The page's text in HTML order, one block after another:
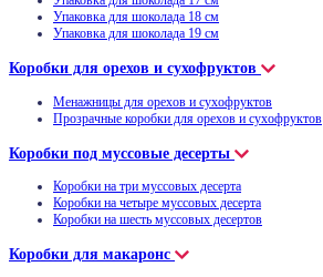
Упаковка для шоколада 18 см
Упаковка для шоколада 19 см
Коробки для орехов и сухофруктов
Менажницы для орехов и сухофруктов
Прозрачные коробки для орехов и сухофруктов
Коробки под муссовые десерты
Коробки на три муссовых десерта
Коробки на четыре муссовых десерта
Коробки на шесть муссовых десертов
Коробки для макаронс